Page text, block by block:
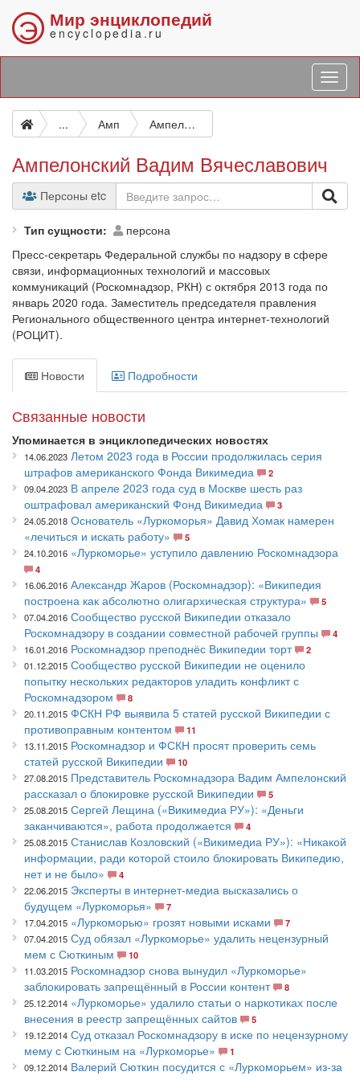
Э Мир энциклопедий
encyclopedia.ru
... Амп Ампелонский Вадим Вячеславович
Ампелонский Вадим Вячеславович
Персоны etc
Тип сущности
персона
Пресс-секретарь Федеральной службы по надзору в сфере
связи, информационных технологий и массовых
коммуникаций (Роскомнадзор, РКН) с октября 2013 года по
январь 2020 года. Заместитель председателя правления
Регионального общественного центра интернет-технологий
(РОЦИТ).
Новости Подробности
Связанные новости
Упоминается в энциклопедических новостях
14.06.2023 Летом 2023 года в России продолжилась серия
штрафов американского Фонда Викимедиа
2
09.04.2023 В апреле 2023 года суд в Москве шесть раз
оштрафовал американский Фонд Викимедиа
3
24.05.2018 Основатель «Луркоморья» Давид Хомак намерен
«лечиться и искать работу»
5
24.10.2016 «Луркоморье» уступило давлению Роскомнадзора
4
16.06.2016 Александр Жаров (Роскомнадзор): «Википедия
построена как абсолютно олигархическая структура»
5
07.04.2016 Сообщество русской Википедии отказало
Роскомнадзору в создании совместной рабочей группы
4
16.01.2016 Роскомнадзор преподнёс Википедии торт
2
01.12.2015 Сообщество русской Википедии не оценило
попытку нескольких редакторов уладить конфликт с
Роскомнадзором
8
20.11.2015 ФСКН РФ выявила 5 статей русской Википедии с
противоправным контентом
11
13.11.2015 Роскомнадзор и ФСКН просят проверить семь
статей русской Википедии
10
27.08.2015 Представитель Роскомнадзора Вадим Ампелонский
рассказал о блокировке русской Википедии
5
25.08.2015 Сергей Лещина («Викимедиа РУ»): «Деньги
заканчиваются», работа продолжается
4
25.08.2015 Станислав Козловский («Викимедиа РУ»): «Никакой
информации, ради которой стоило блокировать Википедию,
нет и не было»
4
22.06.2015 Эксперты в интернет-медиа высказались о
будущем «Луркоморья»
7
17.04.2015 «Луркоморью» грозят новыми исками
7
07.04.2015 Суд обязал «Луркоморье» удалить нецензурный
мем с Сюткиным
10
11.03.2015 Роскомнадзор снова вынудил «Луркоморье»
заблокировать запрещённый в России контент
8
25.12.2014 «Луркоморье» удалило статьи о наркотиках после
внесения в реестр запрещённых сайтов
5
19.12.2014 Суд отказал Роскомнадзору в иске по нецензурному
мему с Сюткиным на «Луркоморье»
1
09.12.2014 Валерий Сюткин посудится с «Луркоморьем» из-за